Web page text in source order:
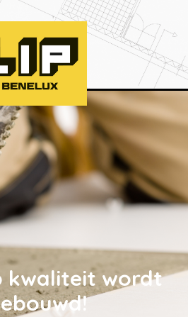
kwaliteit wordt